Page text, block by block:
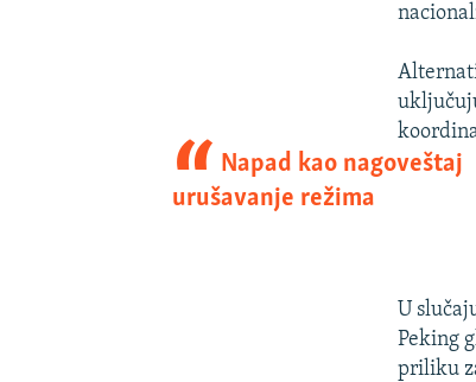
Napad kao nagoveštaj
urušavanje režima
U
Peking
priliku